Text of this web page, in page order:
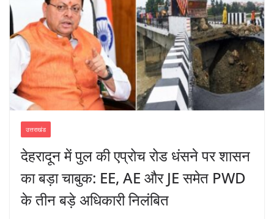
उत्तराखंड
देहरादून में पुल की एप्रोच रोड धंसने पर शासन
का बड़ा चाबुक: EE, AE और JE समेत PWD
के तीन बड़े अधिकारी निलंबित